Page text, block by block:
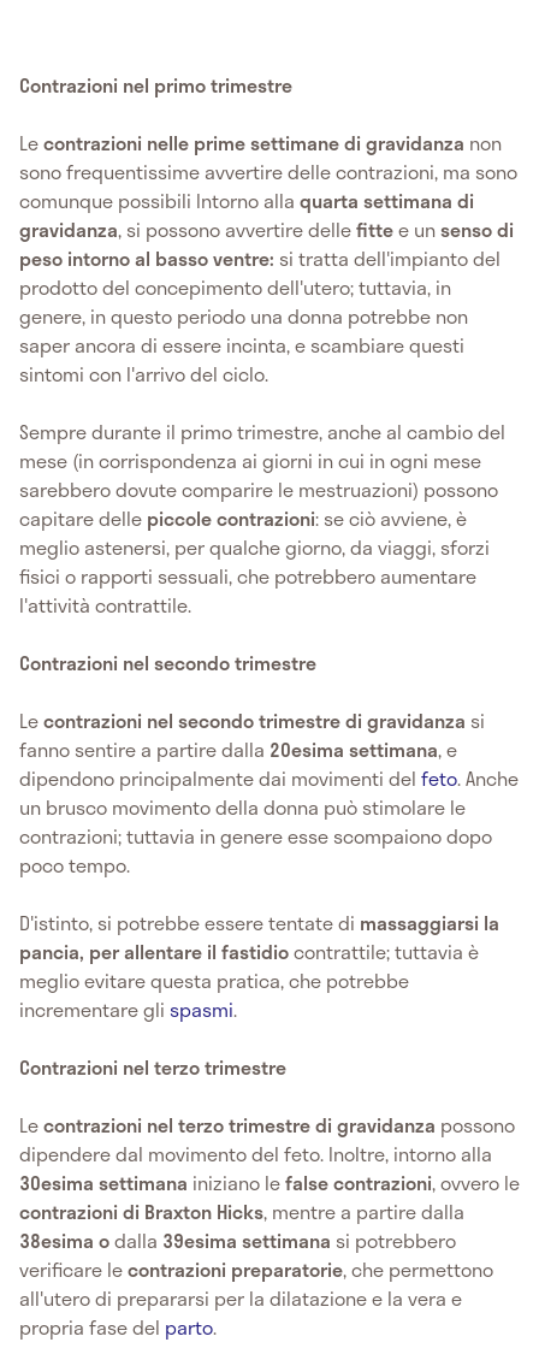
Contrazioni nel primo trimestre
Lecontrazioni nelle prime settimane di gravidanza non
sono frequentissime avvertire delle contrazioni, ma sono
comunque possibili Intorno alla quarta settimana di
gravidanza, si possono avvertire dellefittee unsenso di
peso intorno al basso ventre: si tratta dell'impianto del
prodotto del concepimento dell'utero; tuttavia, in
genere, in questo periodo una donna potrebbe non
saper ancora di essere incinta, e scambiare questi
sintomi con l'arrivo del ciclo.
Sempre durante il primo trimestre, anche al cambio del
mese (in corrispondenza ai giorni in cui in ogni mese
sarebbero dovute comparire le mestruazioni) possono
capitare delle piccole contrazioni: se ciò avviene, è
meglio astenersi, per qualche giorno, da viaggi, sforzi
fisici o rapporti sessuali, che potrebbero aumentare
l'attività contrattile.
Contrazioni nel secondo trimestre
Lecontrazioni nel secondo trimestre di gravidanza si
fanno sentire a partire dalla 20esima settimana, e
dipendono principalmente dai movimenti del feto. Anche
un brusco movimento della donna può stimolare le
contrazioni; tuttavia in genere esse scompaiono dopo
poco tempo.
D'istinto, si potrebbe essere tentate di massaggiarsi la
pancia, per allentare il fastidiocontrattile; tuttavia è
meglio evitare questa pratica, che potrebbe
incrementare gli spasmi.
Contrazioni nel terzo trimestre
Lecontrazioni nel terzo trimestre di gravidanza possono
dipendere dal movimento del feto. Inoltre, intorno alla
30esima settimana iniziano lefalse contrazioni, ovvero le
contrazioni di Braxton Hicks, mentre a partire dalla
38esima odalla 39esima settimana si potrebbero
verificare lecontrazioni preparatorie, che permettono
all'utero di prepararsi per la dilatazione e la vera e
propria fase del parto.